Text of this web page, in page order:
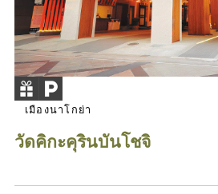
เมืองนาโกย่า
วัดคิกะคุรินบันโชจิ